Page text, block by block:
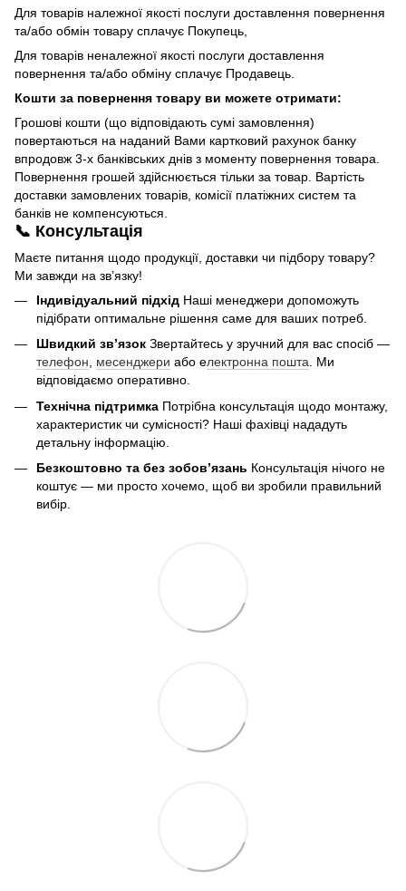
Для товарів належної якості послуги доставлення повернення
та/або обмін товару сплачує Покупець,
Для товарів неналежної якості послуги доставлення
повернення та/або обміну сплачує Продавець.
Кошти за повернення товару ви можете отримати:
Грошові кошти (що відповідають сумі замовлення)
повертаються на наданий Вами картковий рахунок банку
впродовж 3-х банківських днів з моменту повернення товара.
Повернення грошей здійснюється тільки за товар. Вартість
доставки замовлених товарів, комісії платіжних систем та
банків не компенсуються.
📞 Консультація
Маєте питання щодо продукції, доставки чи підбору товару?
Ми завжди на зв’язку!
Індивідуальний підхід Наші менеджери допоможуть
підібрати оптимальне рішення саме для ваших потреб.
Швидкий зв’язок Звертайтесь у зручний для вас спосіб —
телефон, месенджери або електронна пошта. Ми
відповідаємо оперативно.
Технічна підтримка Потрібна консультація щодо монтажу,
характеристик чи сумісності? Наші фахівці нададуть
детальну інформацію.
Безкоштовно та без зобов’язань Консультація нічого не
коштує — ми просто хочемо, щоб ви зробили правильний
вибір.